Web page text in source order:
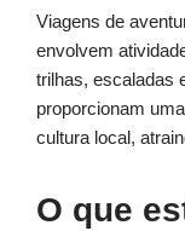
Viagens de
envolvem
trilhas, escaladas
proporcionam
cultura local,
O que